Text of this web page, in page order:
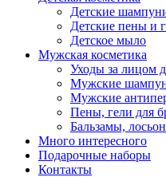
Детские
Детские пены и
Детское мыло
Мужская косметика
Уходы за лицом
Мужские
Мужские
Пены, гели для
Бальзамы,
Много интересного
Подарочные наборы
Контакты